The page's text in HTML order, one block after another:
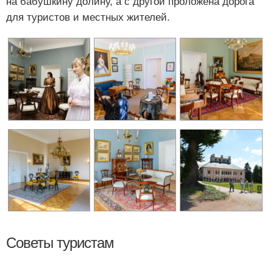
для туристов и местных жителей.
Советы туристам